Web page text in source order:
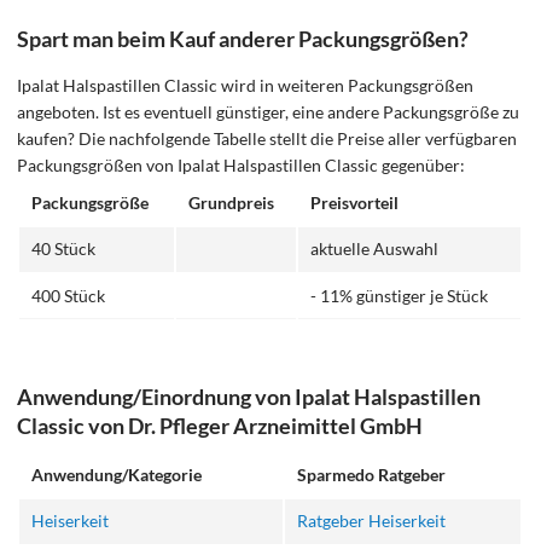
Spart man beim Kauf anderer Packungsgrößen?
Ipalat Halspastillen Classic wird in weiteren Packungsgrößen
angeboten. Ist es eventuell günstiger, eine andere Packungsgröße zu
kaufen? Die nachfolgende Tabelle stellt die Preise aller verfügbaren
Packungsgrößen von Ipalat Halspastillen Classic gegenüber:
Packungsgröße
Grundpreis Preisvorteil
40 Stück aktuelle Auswahl
400 Stück - 11% günstiger je Stück
Anwendung/Einordnung von Ipalat Halspastillen
Classic von Dr. Pfleger Arzneimittel GmbH
Anwendung/Kategorie Sparmedo Ratgeber
Heiserkeit Ratgeber Heiserkeit